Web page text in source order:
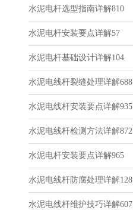
水泥电杆选型指南详解810
水泥电杆安装要点详解57
水泥电杆基础设计详解104
水泥电线杆裂缝处理详解688
水泥电线杆安装要点详解935
水泥电线杆检测方法详解872
水泥电杆安装要点详解965
水泥电线杆防腐处理详解128
水泥电线杆维护技巧详解607